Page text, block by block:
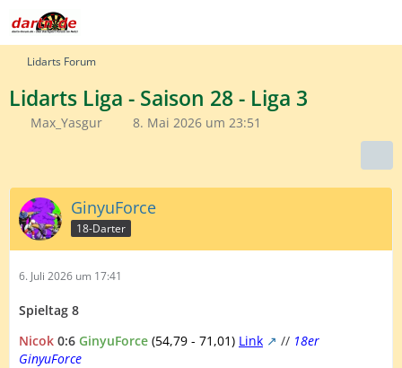
Lidarts Forum
Lidarts Liga - Saison 28 - Liga 3
Max_Yasgur 8. Mai 2026 um 23:51
GinyuForce
18-Darter
6. Juli 2026 um 17:41
Spieltag 8
Nicok 0:6 GinyuForce (54,79 - 71,01) Link // 18er
GinyuForce